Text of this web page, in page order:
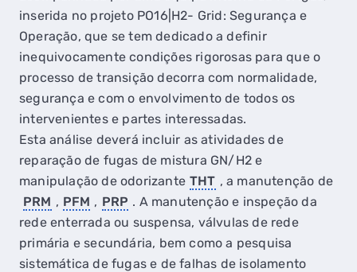
inserida no projeto PO16|H2- Grid: Segurança e
Operação, que se tem dedicado a definir
inequivocamente condições rigorosas para que o
processo de transição decorra com normalidade,
segurança e com o envolvimento de todos os
intervenientes e partes interessadas.
Esta análise deverá incluir as atividades de
reparação de fugas de mistura GN/H2 e
manipulação de odorizante THT , a manutenção de
PRM , PFM , PRP . A manutenção e inspeção da
rede enterrada ou suspensa, válvulas de rede
primária e secundária, bem como a pesquisa
sistemática de fugas e de falhas de isolamento